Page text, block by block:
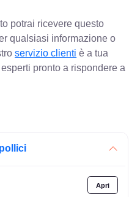
potrai ricevere questo
qualsiasi informazione o
servizio clienti è a tua
pronto a rispondere a